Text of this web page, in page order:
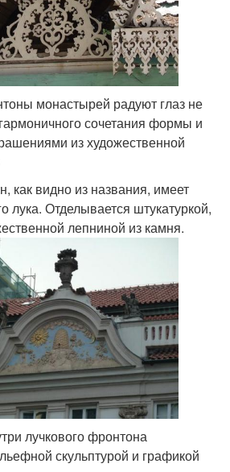
монастырей радуют глаз не
сочетания формы и
из художественной
как видно из названия, имеет
лука. Отделывается штукатуркой,
лепниной из камня.
лучкового фронтона
скульптурой и графикой